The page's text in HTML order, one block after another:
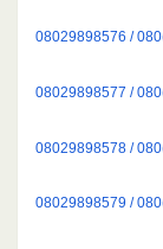
08029898576 /
08029898577 /
08029898578 /
08029898579 /